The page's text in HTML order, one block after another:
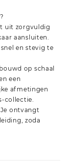
uit zorgvuldig
aansluiten.
en stevig te
op schaal
een
afmetingen
collectie.
ontvangt
zoda